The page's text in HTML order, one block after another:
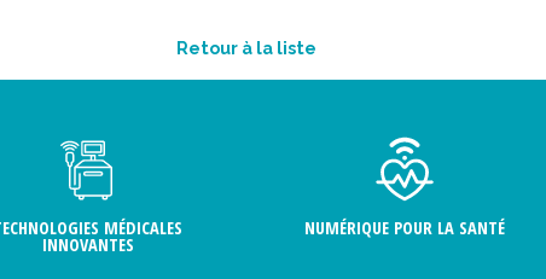
Retour à la liste
MÉDICALES
INNOVANTES
NUMÉRIQUE POUR LA SANTÉ